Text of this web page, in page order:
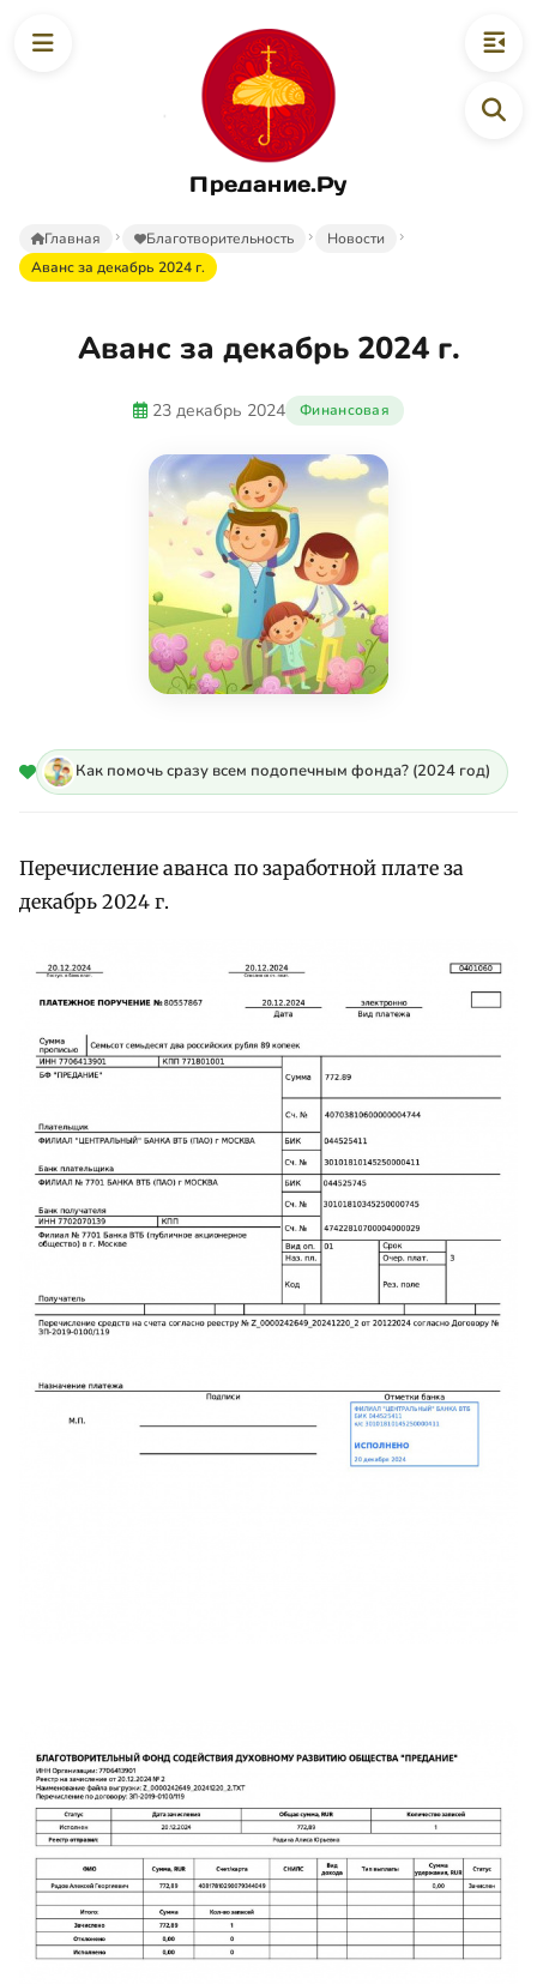
Предание.Ру
Главная Благотворительность
Новости
Аванс за декабрь 2024 г.
Аванс за декабрь 2024 г.
23 декабрь 2024 Финансовая
Как помочь сразу всем подопечным фонда? (2024 год)
Перечисление аванса по заработной плате за
декабрь 2024 г.